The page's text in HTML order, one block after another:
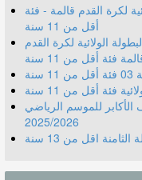
- البطولة الولائية لكرة القدم قالمة - فئة
أقل من 11 سنة
من منافسات البطولة الولائية لكرة القدم
فئة أقل من 11 سنة
فئة أقل من 11 سنة
- صنف الأكابر للموسم الرياضي
2025/2026
الثامنة اقل من 13 سنة